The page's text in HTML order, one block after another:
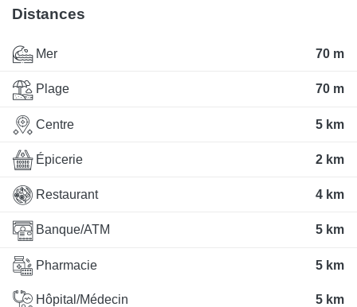
Distances
Mer 70 m
Plage 70 m
Centre 5 km
Épicerie 2 km
Restaurant 4 km
Banque/ATM 5 km
Pharmacie 5 km
Hôpital/Médecin 5 km